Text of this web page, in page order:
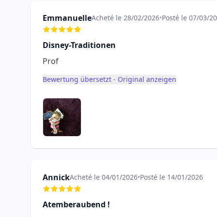
EmmanuelleAcheté le 28/02/2026•Posté le 07/03/
Disney-Traditionen
Prof
Bewertung übersetzt - Original anzeigen
AnnickAcheté le 04/01/2026•Posté le 14/01/2026
Atemberaubend !